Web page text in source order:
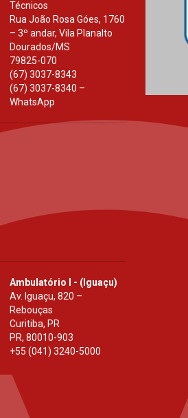
Técnicos
Rua João Rosa Góes, 1760
– 3º andar, Vila Planalto
Dourados/MS
79825-070
(67) 3037-8343
(67) 3037-8340 –
WhatsApp
Ambulatório I - (Iguaçu)
Av. Iguaçu, 820 –
Rebouças
Curitiba, PR
PR, 80010-903
+55 (041) 3240-5000